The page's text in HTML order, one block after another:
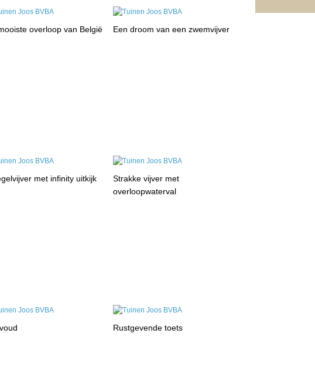
overloop van België Een droom van een zwemvijver
met infinity uitkijk
Strakke vijver met
overloopwaterval
Rustgevende toets